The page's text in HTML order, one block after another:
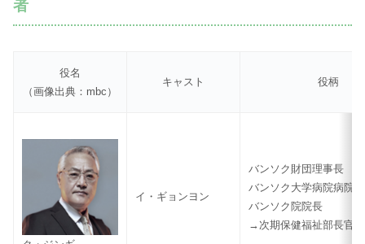
者
役名
（画像出典：mbc）
キャスト 役柄
イ・ギョンヨン
バンソク財団理事長
バンソク大学病院病院長
バンソク院院長
→次期保健福祉部長官